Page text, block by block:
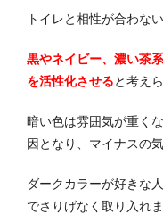
トイレと相性が合わな
黒やネイビー、濃い茶
を活性化させると考え
暗い色は雰囲気が重く
因となり、マイナスの
ダークカラーが好きな
でさりげなく取り入れま